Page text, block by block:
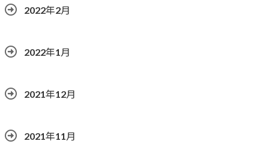
2022年2月
2022年1月
2021年12月
2021年11月